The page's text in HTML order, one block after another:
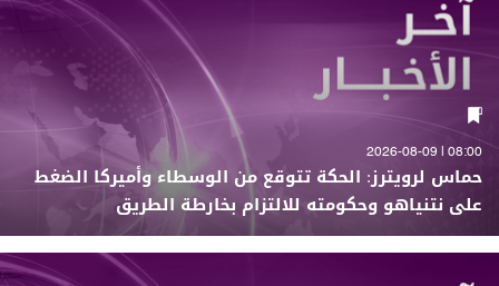
08:00 | 2026-08-09
حماس لرويترز: الحكة تتوقع من الوسطاء وأميركا الضغط
على نتنياهو وحكومته للالتزام بخارطة الطريق